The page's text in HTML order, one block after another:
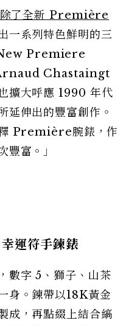
了全新 Première
一系列特色鮮明的三
Premiere
Chastaingt
擴大呼應 1990 年代
延伸出的豐富創作。
Première腕錶，作
豐富。」
運符手鍊錶
數字 5、獅子、山茶
身。鍊帶以18K黃金
成，再點綴上結合縞